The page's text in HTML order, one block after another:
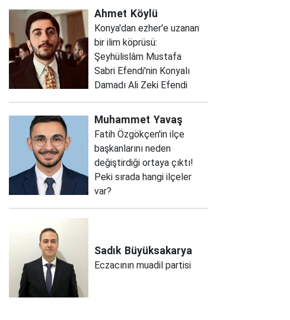
Ahmet Köylü
Konya'dan ezher'e uzanan
bir ilim köprüsü:
Şeyhülislâm Mustafa
Sabri Efendi'nin Konyalı
Damadı Ali Zeki Efendi
Muhammet Yavaş
Fatih Özgökçen'in ilçe
başkanlarını neden
değiştirdiği ortaya çıktı!
Peki sırada hangi ilçeler
var?
Sadık Büyüksakarya
Eczacının muadil partisi